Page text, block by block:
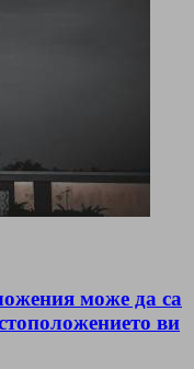
може да са
ви